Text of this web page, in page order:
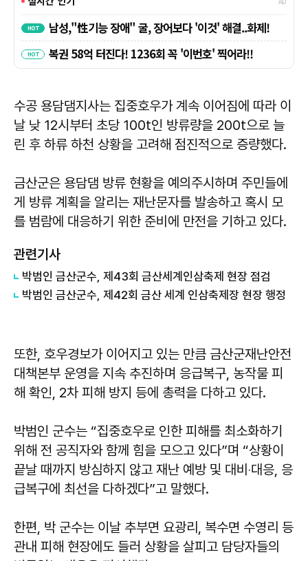
수공 용담댐지사는 집중호우가 계속 이어짐에 따라 이
날 낮 12시부터 초당 100t인 방류량을 200t으로 늘
린 후 하류 하천 상황을 고려해 점진적으로 증량했다.
금산군은 용담댐 방류 현황을 예의주시하며 주민들에
게 방류 계획을 알리는 재난문자를 발송하고 혹시 모
를 범람에 대응하기 위한 준비에 만전을 기하고 있다.
관련기사
박범인 금산군수, 제43회 금산세계인삼축제 현장 점검
박범인 금산군수, 제42회 금산 세계 인삼축제장 현장 행정
또한, 호우경보가 이어지고 있는 만큼 금산군재난안전
대책본부 운영을 지속 추진하며 응급복구, 농작물 피
해 확인, 2차 피해 방지 등에 총력을 다하고 있다.
박범인 군수는 “집중호우로 인한 피해를 최소화하기
위해 전 공직자와 함께 힘을 모으고 있다”며 “상황이
끝날 때까지 방심하지 않고 재난 예방 및 대비‧대응, 응
급복구에 최선을 다하겠다”고 말했다.
한편, 박 군수는 이날 추부면 요광리, 복수면 수영리 등
관내 피해 현장에도 들러 상황을 살피고 담당자들의